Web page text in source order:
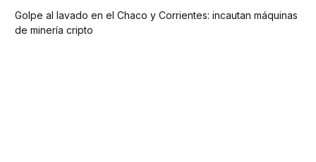
Golpe al lavado en el Chaco y Corrientes: incautan máquinas
de minería cripto